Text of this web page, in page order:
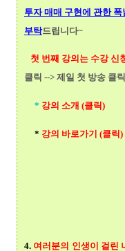
투자 매매 구현에 관한 폭
부탁드립니다~
첫 번째 강의는 수강 신
클릭 --> 제일 첫 방송 클
* 강의 소개 (클릭)
* 강의 바로가기 (클릭)
4. 여러분의 인생이 걸린